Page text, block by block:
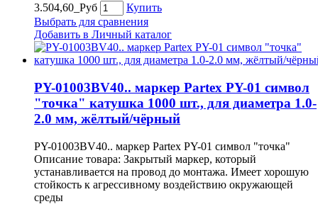
3.504,60_Руб
Купить
Выбрать для сравнения
Добавить в Личный каталог
PY-01003BV40.. маркер Partex PY-01 символ
"точка" катушка 1000 шт., для диаметра 1.0-
2.0 мм, жёлтый/чёрный
PY-01003BV40.. маркер Partex PY-01 символ "точка"
Описание товара: Закрытый маркер, который
устанавливается на провод до монтажа. Имеет хорошую
стойкость к агрессивному воздействию окружающей
среды